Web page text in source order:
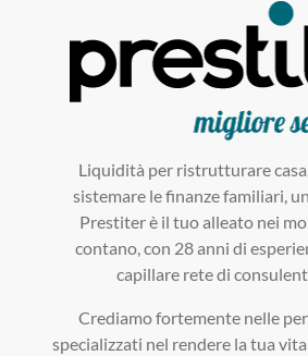
Liquidità per ristrutturare
sistemare le finanze familiari,
Prestiter è il tuo alleato nei
contano, con 28 anni di
capillare rete di
Crediamo fortemente nelle
specializzati nel rendere la tua